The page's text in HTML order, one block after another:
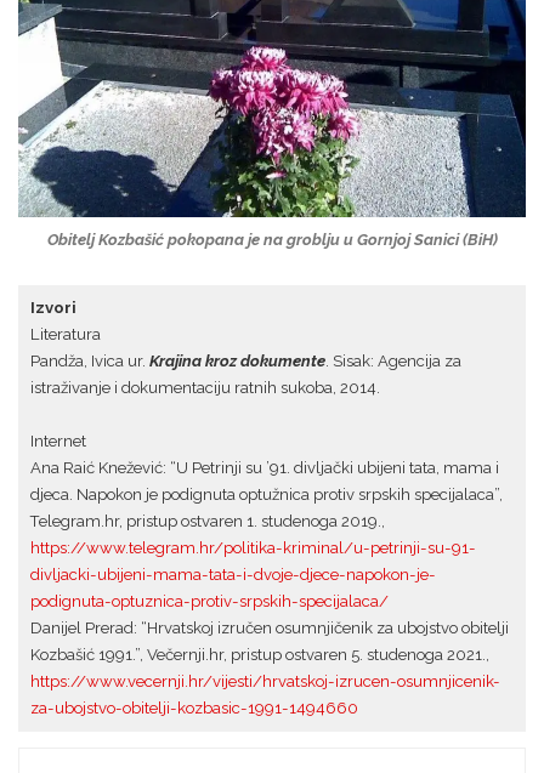
Obitelj Kozbašić pokopana je na groblju u Gornjoj Sanici (BiH)
Izvori
Literatura
Pandža, Ivica ur. Krajina kroz dokumente. Sisak: Agencija za
istraživanje i dokumentaciju ratnih sukoba, 2014.
Internet
Ana Raić Knežević: “U Petrinji su ’91. divljački ubijeni tata, mama i
djeca. Napokon je podignuta optužnica protiv srpskih specijalaca”,
Telegram.hr, pristup ostvaren 1. studenoga 2019.,
https://www.telegram.hr/politika-kriminal/u-petrinji-su-91-
divljacki-ubijeni-mama-tata-i-dvoje-djece-napokon-je-
podignuta-optuznica-protiv-srpskih-specijalaca/
Danijel Prerad: “Hrvatskoj izručen osumnjičenik za ubojstvo obitelji
Kozbašić 1991.”, Večernji.hr, pristup ostvaren 5. studenoga 2021.,
https://www.vecernji.hr/vijesti/hrvatskoj-izrucen-osumnjicenik-
za-ubojstvo-obitelji-kozbasic-1991-1494660